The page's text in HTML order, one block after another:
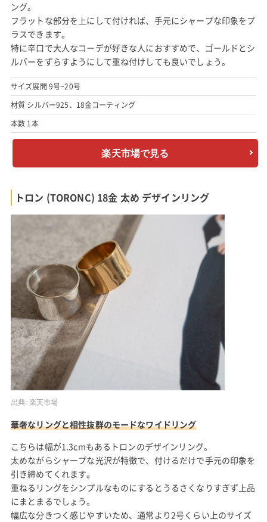
ング。
フラットな部分を上にして付ければ、手元にシャープな印象をプ
ラスできます。
特に辛口で大人なコーデが好きな人におすすめで、ゴールドとシ
ルバーをずらすようにして重ね付けしても良いでしょう。
サイズ展開 9号~20号
材質 シルバー925、18金コーティング
本数 1本
楽天市場で見る
トロン (TORONC) 18金 太め デザインリング
出典: 楽天市場
華奢なリングと相性抜群のモードなワイドリング
こちらは幅が1.3cmもあるトロンのデザインリング。
太めながらシャープな光沢が特徴で、付けるだけで手元の印象を
引き締めてくれます。
重ねるリングをシンプルなものにするとうるさくなりすぎず上品
にまとまるでしょう。
幅広な分きつく感じやすいため、通常より2号くらい上のサイズ